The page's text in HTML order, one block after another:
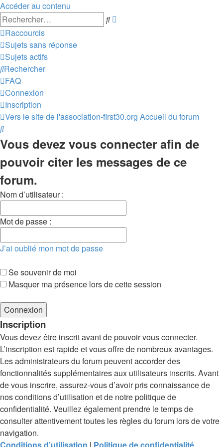
Accéder au contenu
Rechercher
Raccourcis
Sujets sans réponse
Sujets actifs
Rechercher
FAQ
Connexion
Inscription
Vers le site de l'association-first30.org Accueil du forum
Rechercher
Vous devez vous connecter afin de
pouvoir citer les messages de ce
forum.
Nom d’utilisateur :
Mot de passe :
J’ai oublié mon mot de passe
Se souvenir de moi
Masquer ma présence lors de cette session
Inscription
Vous devez être inscrit avant de pouvoir vous connecter.
L’inscription est rapide et vous offre de nombreux avantages.
Les administrateurs du forum peuvent accorder des
fonctionnalités supplémentaires aux utilisateurs inscrits. Avant
de vous inscrire, assurez-vous d’avoir pris connaissance de
nos conditions d’utilisation et de notre politique de
confidentialité. Veuillez également prendre le temps de
consulter attentivement toutes les règles du forum lors de votre
navigation.